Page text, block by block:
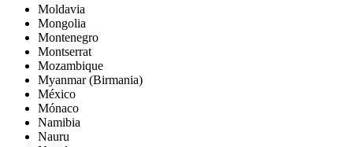
Moldavia
Mongolia
Montenegro
Montserrat
Mozambique
Myanmar (Birmania)
México
Mónaco
Namibia
Nauru